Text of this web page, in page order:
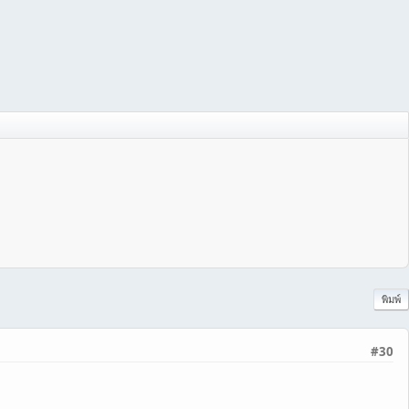
พิมพ์
#30